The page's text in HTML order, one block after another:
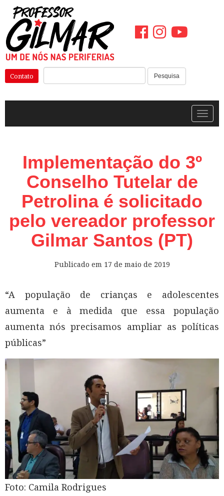
Pular
para
o
conteúdo
Pesquisa
Contato
Implementação do 3º
Conselho Tutelar de
Petrolina é solicitado
pelo vereador professor
Gilmar Santos (PT)
Publicado em 17 de maio de 2019
“A população de crianças e adolescentes
aumenta e à medida que essa população
aumenta nós precisamos ampliar as políticas
públicas”
Foto: Camila Rodrigues